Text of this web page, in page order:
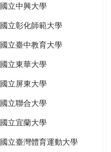
國立中興大學
國立彰化師範大學
國立臺中教育大學
國立東華大學
國立屏東大學
國立聯合大學
國立宜蘭大學
國立臺灣體育運動大學